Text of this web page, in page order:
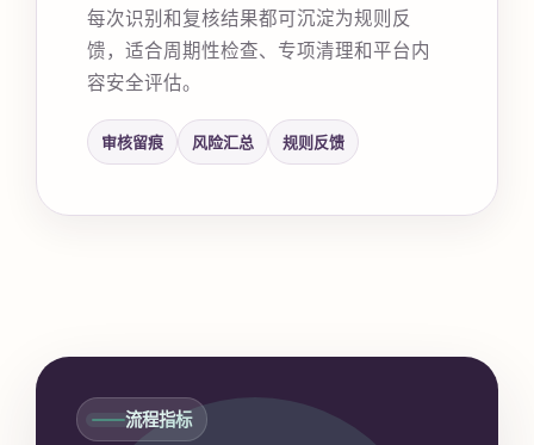
每次识别和复核结果都可沉淀为规则反
馈，适合周期性检查、专项清理和平台内
容安全评估。
审核留痕 风险汇总 规则反馈
流程指标